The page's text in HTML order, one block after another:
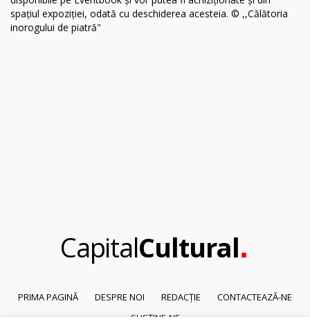
CapitalCultural.
PRIMA PAGINĂ DESPRE NOI REDACȚIE
CONTACTEAZĂ-NE
SUSȚINE-NE